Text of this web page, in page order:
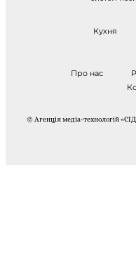
Кухня
Про нас
© Агенція медіа-технологій